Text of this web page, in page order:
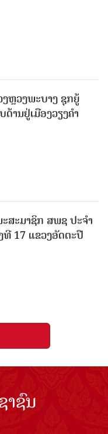
ດ້ານຢູ່ເມືອງວຽງຄໍາ
ທີ 17 ແຂວງອັດຕະປື
ຊົນ
ນຫຼວງວຽງຈັນ